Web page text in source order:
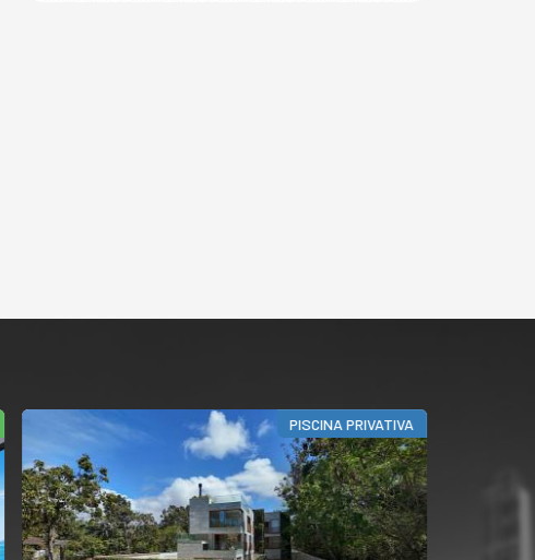
PISCINA PRIVATIVA